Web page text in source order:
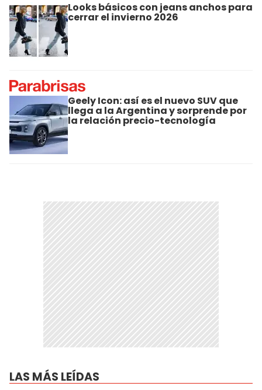
Looks básicos con jeans anchos para
cerrar el invierno 2026
Geely Icon: así es el nuevo SUV que
llega a la Argentina y sorprende por
la relación precio-tecnología
LAS MÁS LEÍDAS